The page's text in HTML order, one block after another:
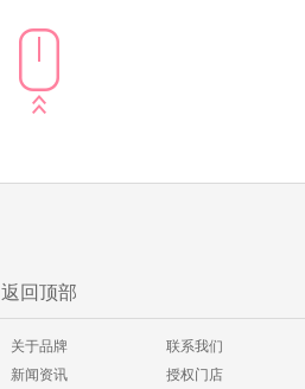
返回顶部
关于品牌
联系我们
新闻资讯 授权门店